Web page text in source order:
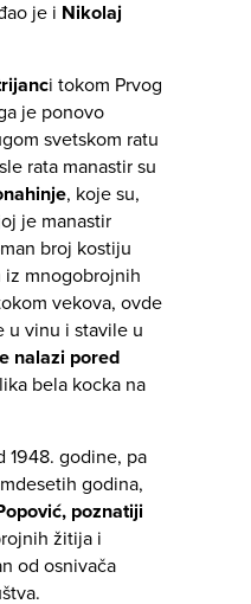
je i Nikolaj
i tokom Prvog
je ponovo
svetskom ratu
rata manastir su
, koje su,
je manastir
broj kostiju
iz mnogobrojnih
vekova, ovde
u vinu i stavile u
nalazi pored
bela kocka na
1948. godine, pa
godina,
poznatiji
žitija i
od osnivača